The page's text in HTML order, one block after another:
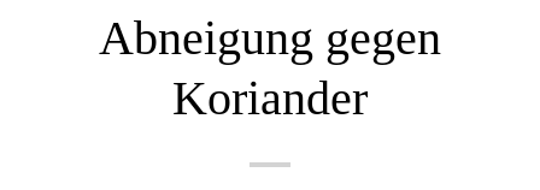
Abneigung gegen
Koriander